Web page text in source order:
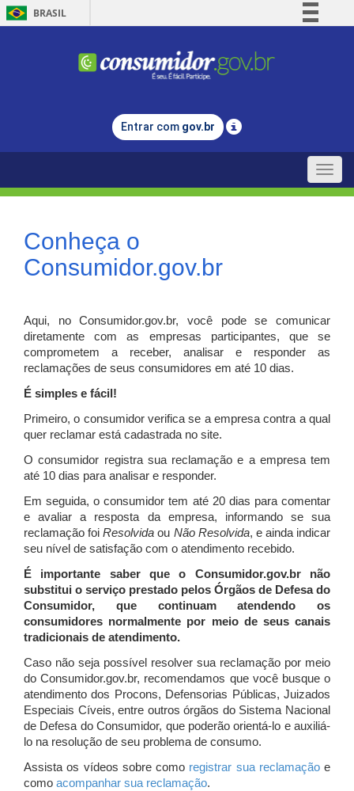
BRASIL
Comunica BR
Legislação
Entrar com gov.br
Toggle
Conheça o
Consumidor.gov.br
Aqui, no Consumidor.gov.br, você pode se comunicar
diretamente com as empresas participantes, que se
comprometem a receber, analisar e responder as
reclamações de seus consumidores em até 10 dias.
É simples e fácil!
Primeiro, o consumidor verifica se a empresa contra a qual
quer reclamar está cadastrada no site.
O consumidor registra sua reclamação e a empresa tem
até 10 dias para analisar e responder.
Em seguida, o consumidor tem até 20 dias para comentar
e avaliar a resposta da empresa, informando se sua
reclamação foiResolvida ou Não Resolvida, e ainda indicar
seu nível de satisfação com o atendimento recebido.
É importante saber que o Consumidor.gov.br não
substitui o serviço prestado pelos Órgãos de Defesa do
Consumidor, que continuam atendendo os
consumidores normalmente por meio de seus canais
tradicionais de atendimento.
Caso não seja possível resolver sua reclamação por meio
do Consumidor.gov.br, recomendamos que você busque o
atendimento dos Procons, Defensorias Públicas, Juizados
Especiais Cíveis, entre outros órgãos do Sistema Nacional
de Defesa do Consumidor, que poderão orientá-lo e auxiliá-
lo na resolução de seu problema de consumo.
Assista os vídeos sobre como registrar sua reclamaçãoe
como acompanhar sua reclamação.